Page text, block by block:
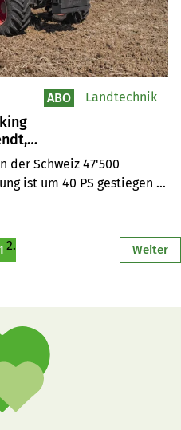
der Schweiz 47'500
ist um 40 PS gestiegen –
ABO Landtechnik
Weiter